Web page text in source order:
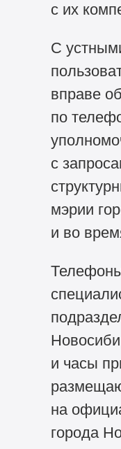
с их
С
вправе
по
с
мэрии
и во
и часы
на
города